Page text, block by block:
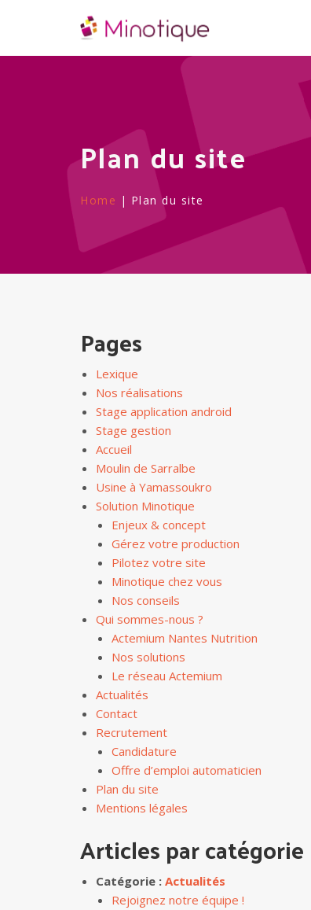
Plan du site
Home | Plan du site
Pages
Lexique
Nos réalisations
Stage application android
Stage gestion
Accueil
Moulin de Sarralbe
Usine à Yamassoukro
Solution Minotique
Enjeux & concept
Gérez votre production
Pilotez votre site
Minotique chez vous
Nos conseils
Qui sommes-nous ?
Actemium Nantes Nutrition
Nos solutions
Le réseau Actemium
Actualités
Contact
Recrutement
Candidature
Offre d’emploi automaticien
Plan du site
Mentions légales
Articles par catégorie
Catégorie : Actualités
Rejoignez notre équipe !